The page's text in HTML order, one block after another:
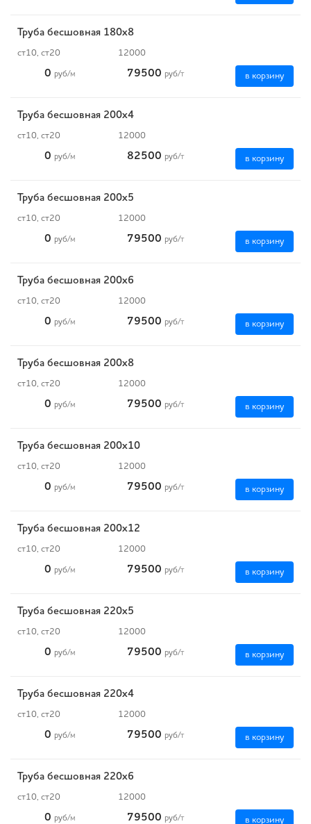
Труба бесшовная 180х8
ст10, ст20 12000
0 руб/м 79500 руб/т в корзину
Труба бесшовная 200х4
ст10, ст20 12000
0 руб/м 82500 руб/т в корзину
Труба бесшовная 200х5
ст10, ст20 12000
0 руб/м 79500 руб/т в корзину
Труба бесшовная 200х6
ст10, ст20 12000
0 руб/м 79500 руб/т в корзину
Труба бесшовная 200х8
ст10, ст20 12000
0 руб/м 79500 руб/т в корзину
Труба бесшовная 200х10
ст10, ст20 12000
0 руб/м 79500 руб/т в корзину
Труба бесшовная 200х12
ст10, ст20 12000
0 руб/м 79500 руб/т в корзину
Труба бесшовная 220х5
ст10, ст20 12000
0 руб/м 79500 руб/т в корзину
Труба бесшовная 220х4
ст10, ст20 12000
0 руб/м 79500 руб/т в корзину
Труба бесшовная 220х6
ст10, ст20 12000
0 руб/м 79500 руб/т в корзину